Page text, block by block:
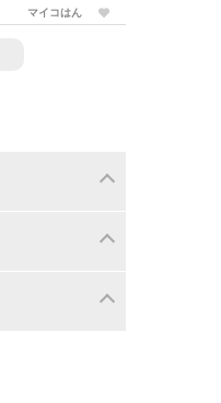
マイコはん